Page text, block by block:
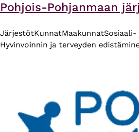
Pohjois-Pohjanmaan
JärjestötKunnatMaakunnat
Hyvinvoinnin ja terveyden